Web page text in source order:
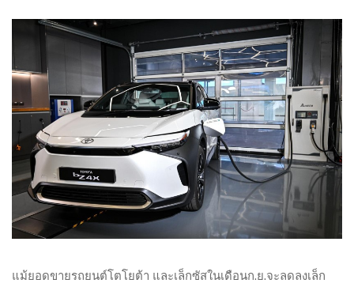
แม้ยอดขายรถยนต์โตโยต้า และเล็กซัสในเดือนก.ย.จะลดลงเล็ก